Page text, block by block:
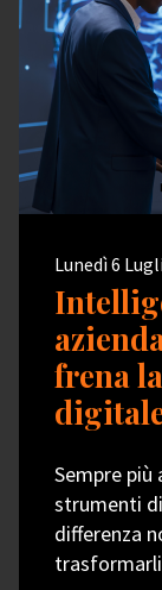
Lunedì 6
frena
Sempre
strumenti
differenza